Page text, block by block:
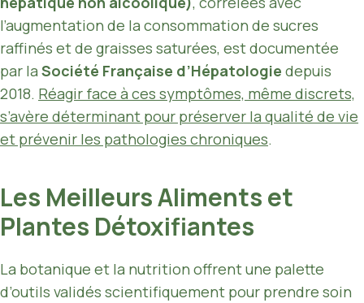
l’augmentation de la consommation de sucres
raffinés et de graisses saturées, est documentée
par la Société Française d’Hépatologie depuis
2018. Réagir face à ces symptômes, même discrets,
s’avère déterminant pour préserver la qualité de vie
et prévenir les pathologies chroniques.
Les Meilleurs Aliments et
Plantes Détoxifiantes
La botanique et la nutrition offrent une palette
d’outils validés scientifiquement pour prendre soin